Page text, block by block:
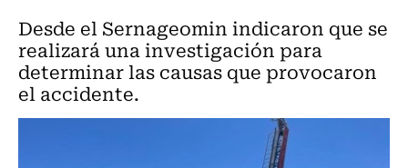
Desde el Sernageomin indicaron que se
realizará una investigación para
determinar las causas que provocaron
el accidente.